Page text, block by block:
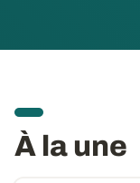
À la une